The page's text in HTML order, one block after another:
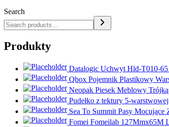
Search
Produkty
Datalogic Uchwyt Hld-T010-65
Qbox Pojemnik Plastikowy
Neopak Piesek Meblowy
Pudełko z tektury 5-
Sea To Summit Pasy
Fomei Fomeilab 127Mmx65M